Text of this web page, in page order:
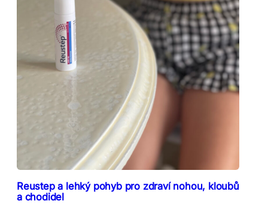
Reustep a lehký pohyb pro zdraví nohou, kloubů
a chodidel